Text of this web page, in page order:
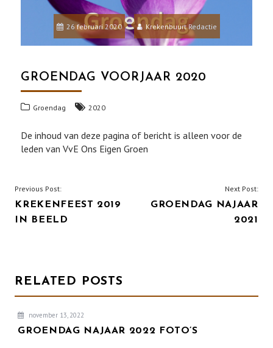
26 februari 2020 Krekenbuurt Redactie
GROENDAG VOORJAAR 2020
Groendag 2020
De inhoud van deze pagina of bericht is alleen voor de
leden van VvE Ons Eigen Groen
BERICHT
NAVIGATIE
Previous Post:
KREKENFEEST 2019
IN BEELD
Next Post:
GROENDAG NAJAAR
2021
RELATED POSTS
november 13, 2022
GROENDAG NAJAAR 2022 FOTO’S